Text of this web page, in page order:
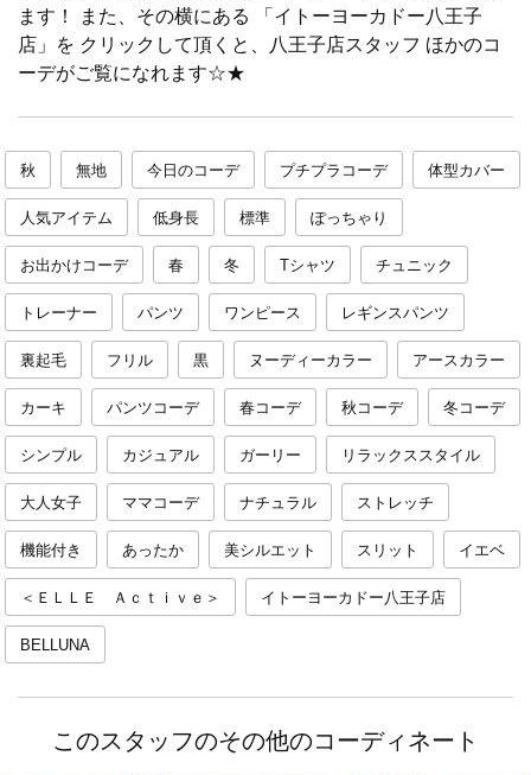
ます！ また、その横にある 「イトーヨーカドー八王子
店」を クリックして頂くと、八王子店スタッフ ほかのコ
ーデがご覧になれます☆★
秋 無地 今日のコーデ プチプラコーデ 体型カバー
人気アイテム 低身長 標準 ぽっちゃり
お出かけコーデ 春 冬 Tシャツ チュニック
トレーナー パンツ ワンピース レギンスパンツ
裏起毛 フリル 黒 ヌーディーカラー アースカラー
カーキ パンツコーデ 春コーデ 秋コーデ 冬コーデ
シンプル カジュアル ガーリー リラックススタイル
大人女子 ママコーデ ナチュラル ストレッチ
機能付き あったか 美シルエット スリット イエベ
＜ＥＬＬＥ Ａｃｔｉｖｅ＞ イトーヨーカドー八王子店
BELLUNA
このスタッフのその他のコーディネート